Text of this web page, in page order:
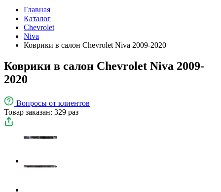
Главная
Каталог
Chevrolet
Niva
Коврики в салон Chevrolet Niva 2009-2020
Коврики в салон Chevrolet Niva 2009-
2020
Вопросы от клиентов
Товар заказан: 329 раз